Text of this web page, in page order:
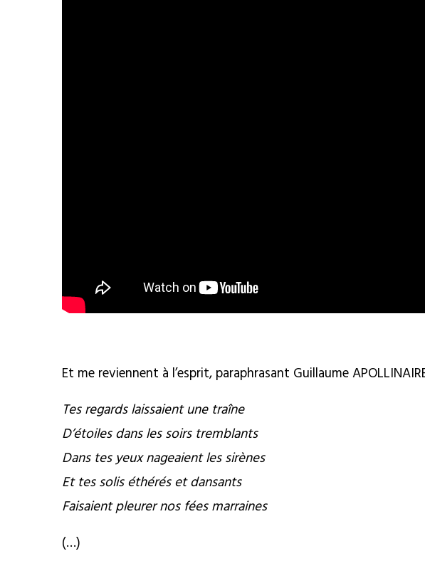
Et me reviennent à l’esprit, paraphrasant Guillaume
Tes regards laissaient une traîne
D’étoiles dans les soirs tremblants
Dans tes yeux nageaient les sirènes
Et tes solis éthérés et dansants
Faisaient pleurer nos fées marraines
(…)